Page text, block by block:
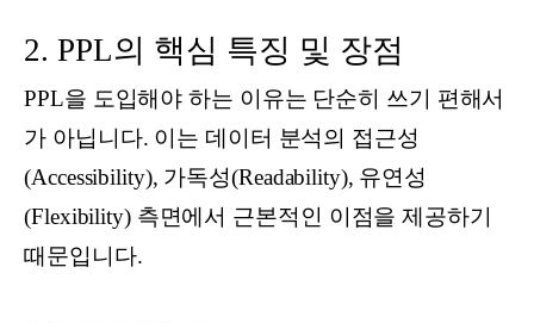
2. PPL의 핵심 특징 및 장점
PPL을 도입해야 하는 이유는 단순히 쓰기 편해서
가 아닙니다. 이는 데이터 분석의 접근성
(Accessibility), 가독성(Readability), 유연성
(Flexibility) 측면에서 근본적인 이점을 제공하기
때문입니다.